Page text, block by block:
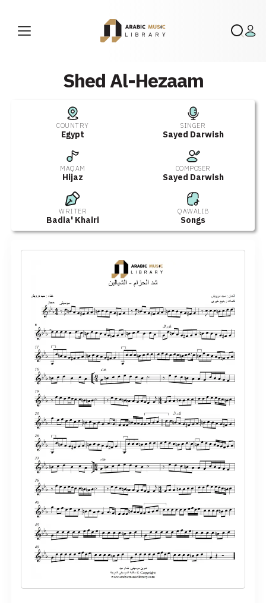
Shed Al-Hezaam
COUNTRY
Egypt
SINGER
Sayed Darwish
MAQAM
Hijaz
COMPOSER
Sayed Darwish
WRITER
Badia' Khairi
QAWALIB
Songs